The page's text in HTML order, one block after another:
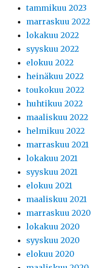
tammikuu 2023
marraskuu 2022
lokakuu 2022
syyskuu 2022
elokuu 2022
heinäkuu 2022
toukokuu 2022
huhtikuu 2022
maaliskuu 2022
helmikuu 2022
marraskuu 2021
lokakuu 2021
syyskuu 2021
elokuu 2021
maaliskuu 2021
marraskuu 2020
lokakuu 2020
syyskuu 2020
elokuu 2020